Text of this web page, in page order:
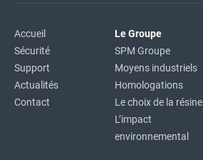
Accueil
Sécurité
Support
Actualités
Contact
Le Groupe
SPM Groupe
Moyens industriels
Homologations
Le choix de la résine
L’impact
environnemental